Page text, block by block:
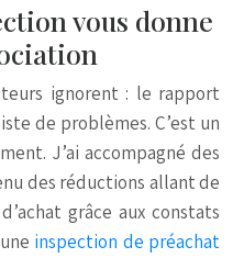
vous donne
ignorent : le rapport
de problèmes. C’est un
J’ai accompagné des
des réductions allant de
grâce aux constats
inspection de préachat